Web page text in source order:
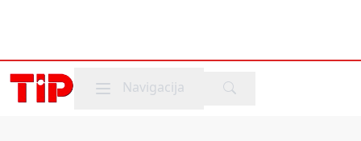
Mobile menu
Navigacija